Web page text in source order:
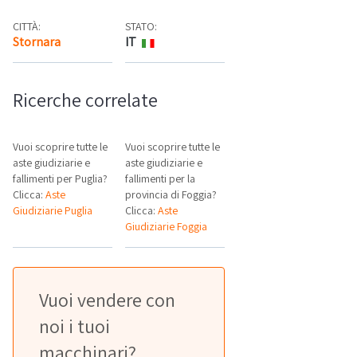
CITTÀ:
Stornara Mappa
STATO:
IT
Ricerche correlate
Vuoi scoprire tutte le
aste giudiziarie e
fallimenti per Puglia?
Clicca: Aste
Giudiziarie Puglia
Vuoi scoprire tutte le
aste giudiziarie e
fallimenti per la
provincia di Foggia?
Clicca:Aste
Giudiziarie Foggia
Vuoi vendere con
noi i tuoi